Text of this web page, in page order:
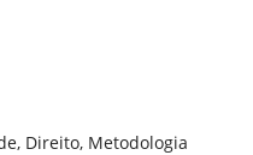
Direito, Metodologia